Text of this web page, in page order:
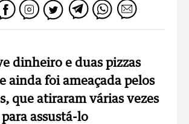
dinheiro e duas pizzas
ainda foi ameaçada pelos
que atiraram várias vezes
assustá-lo